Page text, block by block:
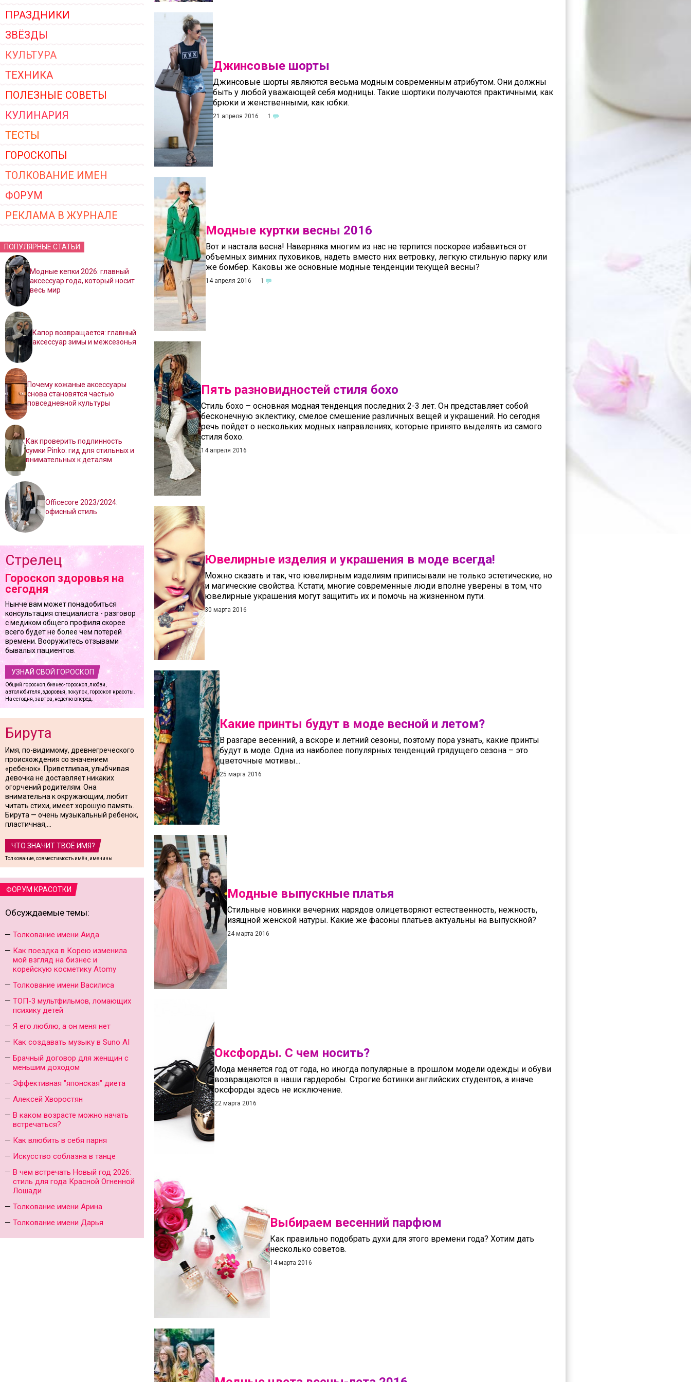
ПРАЗДНИКИ
ЗВЁЗДЫ
КУЛЬТУРА
ТЕХНИКА
ПОЛЕЗНЫЕ СОВЕТЫ
КУЛИНАРИЯ
ТЕСТЫ
ГОРОСКОПЫ
ТОЛКОВАНИЕ ИМЕН
ФОРУМ
РЕКЛАМА В ЖУРНАЛЕ
ПОПУЛЯРНЫЕ СТАТЬИ
Модные кепки 2026: главный
аксессуар года, который носит
весь мир
Капор возвращается: главный
аксессуар зимы и межсезонья
Почему кожаные аксессуары
снова становятся частью
повседневной культуры
Как проверить подлинность
сумки Pinko: гид для стильных и
внимательных к деталям
Officecore 2023/2024:
офисный стиль
Стрелец
Гороскоп здоровья на
сегодня
Нынче вам может понадобиться
консультация специалиста - разговор
с медиком общего профиля скорее
всего будет не более чем потерей
времени. Вооружитесь отзывами
бывалых пациентов.
УЗНАЙ СВОЙ ГОРОСКОП
Общий гороскоп, бизнес-гороскоп, любви,
автолюбителя, здоровья, покупок, гороскоп красоты.
На сегодня, завтра, неделю вперед.
Бирута
Имя, по-видимому, древнегреческого
происхождения со значением
«ребенок». Приветливая, улыбчивая
девочка не доставляет никаких
огорчений родителям. Она
внимательна к окружающим, любит
читать стихи, имеет хорошую память.
Бирута — очень музыкальный ребенок,
пластичная,...
ЧТО ЗНАЧИТ ТВОЁ ИМЯ?
Толкование, совместимость имён, именины
ФОРУМ КРАСОТКИ
Обсуждаемые темы:
Толкование имени Аида
Как поездка в Корею изменила
мой взгляд на бизнес и
корейскую косметику Atomy
Толкование имени Василиса
ТОП-3 мультфильмов, ломающих
психику детей
Я его люблю, а он меня нет
Как создавать музыку в Suno AI
Брачный договор для женщин с
меньшим доходом
Эффективная "японская" диета
Алексей Хворостян
В каком возрасте можно начать
встречаться?
Как влюбить в себя парня
Искусство соблазна в танце
В чем встречать Новый год 2026:
стиль для года Красной Огненной
Лошади
Толкование имени Арина
Толкование имени Дарья
Джинсовые шорты
Джинсовые шорты являются весьма модным современным атрибутом. Они должны
быть у любой уважающей себя модницы. Такие шортики получаются практичными, как
брюки и женственными, как юбки.
1
21 апреля 2016
Модные куртки весны 2016
Вот и настала весна! Наверняка многим из нас не терпится поскорее избавиться от
объемных зимних пуховиков, надеть вместо них ветровку, легкую стильную парку или
же бомбер. Каковы же основные модные тенденции текущей весны?
1
14 апреля 2016
Пять разновидностей стиля бохо
Стиль бохо – основная модная тенденция последних 2-3 лет. Он представляет собой
бесконечную эклектику, смелое смешение различных вещей и украшений. Но сегодня
речь пойдет о нескольких модных направлениях, которые принято выделять из самого
стиля бохо.
14 апреля 2016
Ювелирные изделия и украшения в моде всегда!
Можно сказать и так, что ювелирным изделиям приписывали не только эстетические, но
и магические свойства. Кстати, многие современные люди вполне уверены в том, что
ювелирные украшения могут защитить их и помочь на жизненном пути.
30 марта 2016
Какие принты будут в моде весной и летом?
В разгаре весенний, а вскоре и летний сезоны, поэтому пора узнать, какие принты
будут в моде. Одна из наиболее популярных тенденций грядущего сезона – это
цветочные мотивы...
25 марта 2016
Модные выпускные платья
Стильные новинки вечерних нарядов олицетворяют естественность, нежность,
изящной женской натуры. Какие же фасоны платьев актуальны на выпускной?
24 марта 2016
Оксфорды. С чем носить?
Мода меняется год от года, но иногда популярные в прошлом модели одежды и обуви
возвращаются в наши гардеробы. Строгие ботинки английских студентов, а иначе
оксфорды здесь не исключение.
22 марта 2016
Выбираем весенний парфюм
Как правильно подобрать духи для этого времени года? Хотим дать
несколько советов.
14 марта 2016